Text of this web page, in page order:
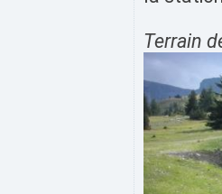
Terrain